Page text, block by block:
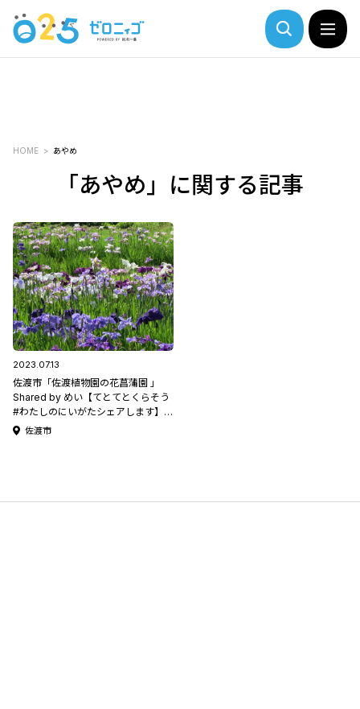
HOME あやめ
「あやめ」に関する記事
2023.07.13
佐渡市「佐渡植物園の花菖蒲園 」
Shared by めい【てとてとくらそう
#わたしのにいがたシェアします】
#49佐渡市